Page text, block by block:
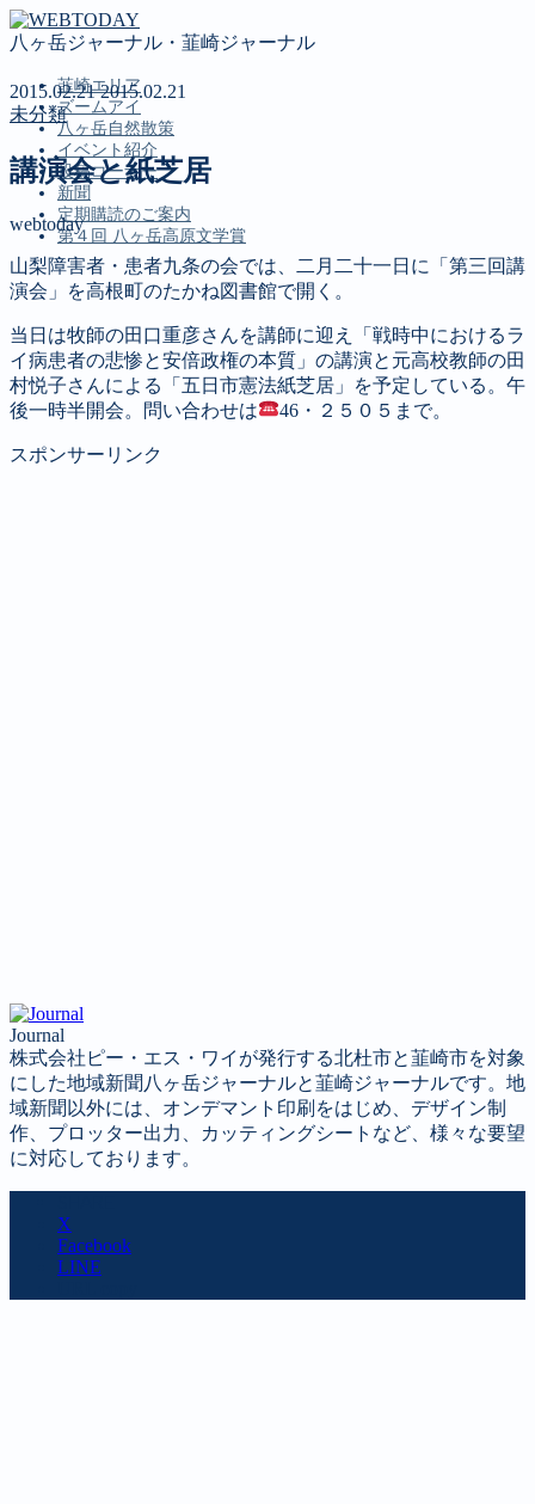
八ヶ岳ジャーナル・韮崎ジャーナル
韮崎エリア
ズームアイ
八ヶ岳自然散策
イベント紹介
投稿コーナー
新聞
定期購読のご案内
第４回 八ヶ岳高原文学賞
韮崎エリア
ズームアイ
八ヶ岳自然散策
イベント紹介
投稿コーナー
2015.02.212015.02.21
未分類
講演会と紙芝居
webtoday
山梨障害者・患者九条の会では、二月二十一日に「第三回講
演会」を高根町のたかね図書館で開く。
当日は牧師の田口重彦さんを講師に迎え「戦時中におけるラ
イ病患者の悲惨と安倍政権の本質」の講演と元高校教師の田
村悦子さんによる「五日市憲法紙芝居」を予定している。午
後一時半開会。問い合わせは
46・２５０５まで。
スポンサーリンク
Journal
株式会社ピー・エス・ワイが発行する北杜市と韮崎市を対象
にした地域新聞八ヶ岳ジャーナルと韮崎ジャーナルです。地
域新聞以外には、オンデマント印刷をはじめ、デザイン制
作、プロッター出力、カッティングシートなど、様々な要望
に対応しております。
X
Facebook
LINE